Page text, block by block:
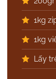
1kg
1kg
Lấy